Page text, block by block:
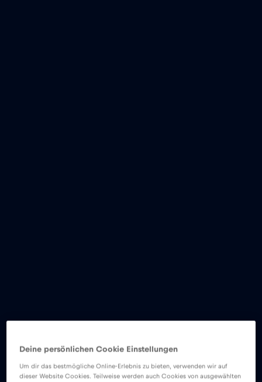
Deine persönlichen Cookie Einstellungen
Um dir das bestmögliche Online-Erlebnis zu bieten, verwenden wir auf
dieser Website Cookies. Teilweise werden auch Cookies von ausgewählten